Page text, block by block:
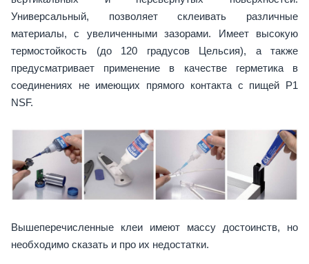
Универсальный, позволяет склеивать различные
материалы, с увеличенными зазорами. Имеет высокую
термостойкость (до 120 градусов Цельсия), а также
предусматривает применение в качестве герметика в
соединениях не имеющих прямого контакта с пищей P1
NSF.
Вышеперечисленные клеи имеют массу достоинств, но
необходимо сказать и про их недостатки.